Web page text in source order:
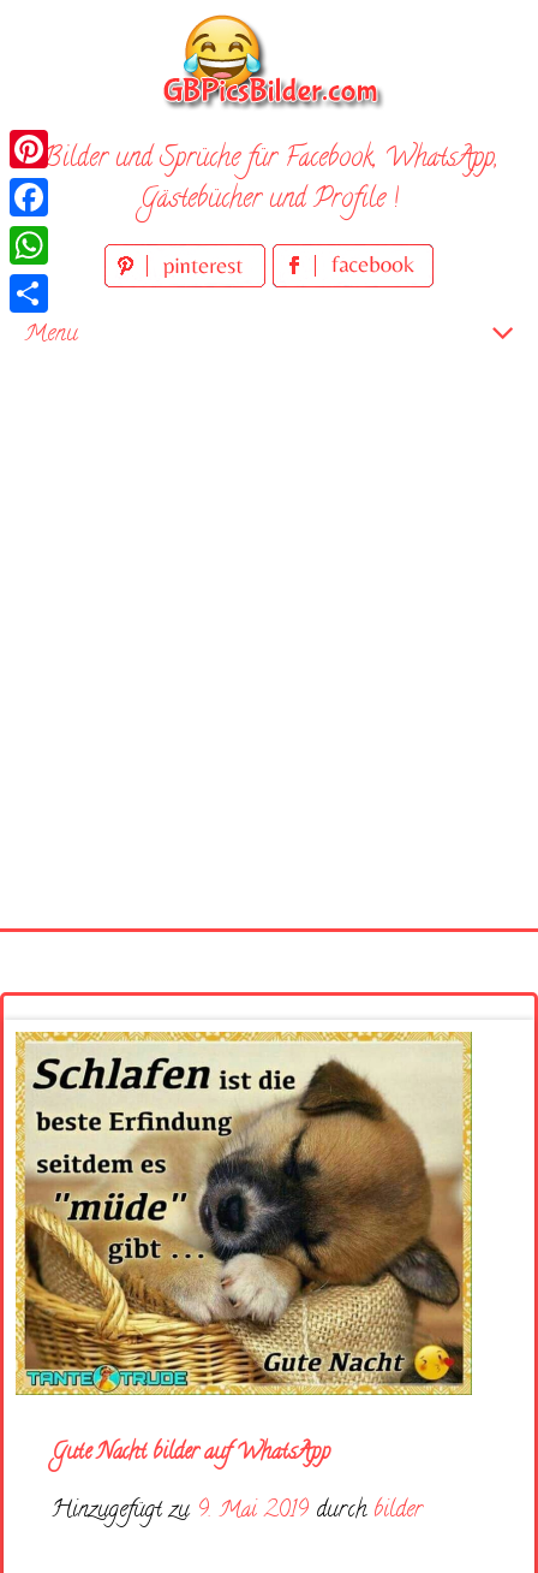
Bilder und Sprüche für Facebook, WhatsApp,
Gästebücher und Profile !
Menu
Gute Nacht bilder auf WhatsApp
Hinzugefügt zu 9. Mai 2019 durch bilder
Pinterest
Facebook
WhatsApp
Teilen